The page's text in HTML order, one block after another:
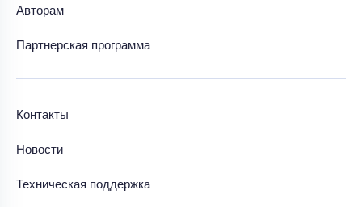
Авторам
Партнерская программа
Контакты
Новости
Техническая поддержка